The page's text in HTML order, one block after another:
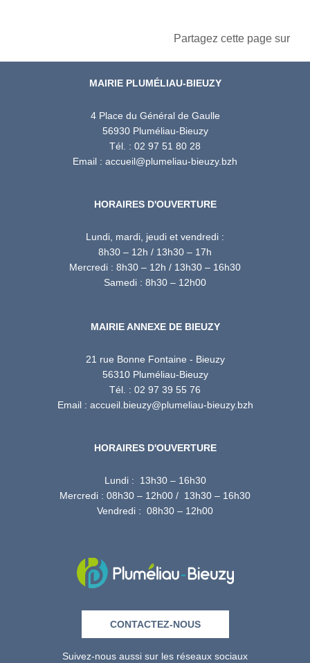
Partagez cette page sur
MAIRIE PLUMÉLIAU-BIEUZY
4 Place du Général de Gaulle
56930 Pluméliau-Bieuzy
Tél. : 02 97 51 80 28
Email : accueil@plumeliau-bieuzy.bzh
HORAIRES D'OUVERTURE
Lundi, mardi, jeudi et vendredi :
8h30 – 12h / 13h30 – 17h
Mercredi : 8h30 – 12h / 13h30 – 16h30
Samedi : 8h30 – 12h00
MAIRIE ANNEXE DE BIEUZY
21 rue Bonne Fontaine - Bieuzy
56310 Pluméliau-Bieuzy
Tél. : 02 97 39 55 76
Email : accueil.bieuzy@plumeliau-bieuzy.bzh
HORAIRES D'OUVERTURE
Lundi : 13h30 – 16h30
Mercredi : 08h30 – 12h00 / 13h30 – 16h30
Vendredi : 08h30 – 12h00
CONTACTEZ-NOUS
Suivez-nous aussi sur les réseaux sociaux